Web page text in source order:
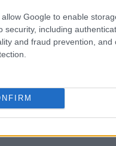
Google to enable
security, including
and fraud prevention, and